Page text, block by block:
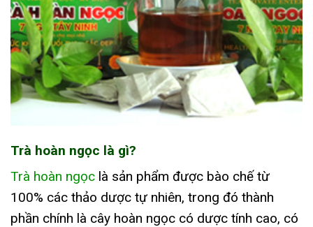
Trà hoàn ngọc là gì?
Trà hoàn ngọc là sản phẩm được bào chế từ
100% các thảo dược tự nhiên, trong đó thành
phần chính là cây hoàn ngọc có dược tính cao, có